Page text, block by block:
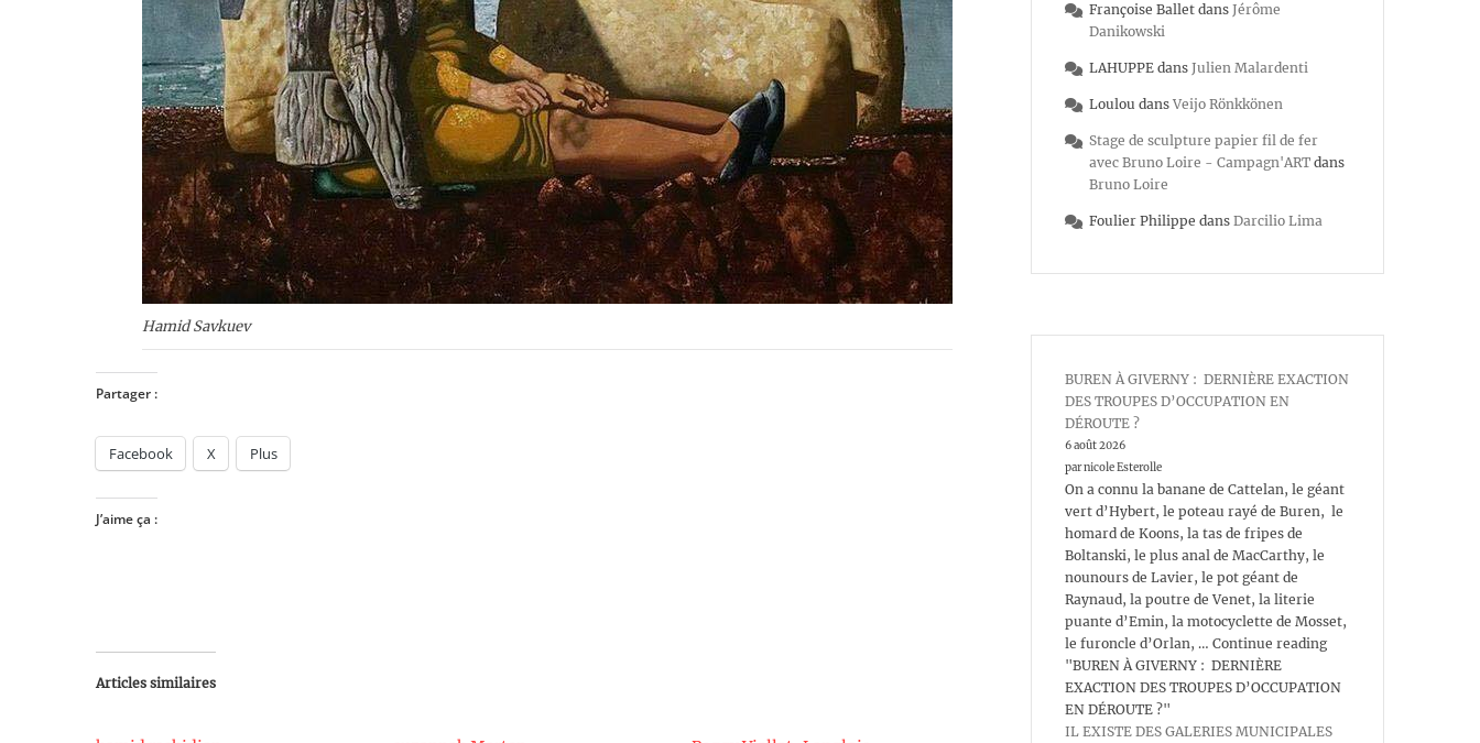
Hamid Savkuev
Partager :
Facebook X Plus
J’aime ça :
Articles similaires
Françoise Ballet dans Jérôme
Danikowski
LAHUPPE dans Julien Malardenti
Loulou dans Veijo Rönkkönen
Stage de sculpture papier fil de fer
avec Bruno Loire - Campagn'ART dans
Bruno Loire
Foulier Philippe dans Darcilio Lima
BUREN À GIVERNY : DERNIÈRE EXACTION
DES TROUPES D’OCCUPATION EN
DÉROUTE ?
6 août 2026
par nicole Esterolle
On a connu la banane de Cattelan, le géant
vert d’Hybert, le poteau rayé de Buren, le
homard de Koons, la tas de fripes de
Boltanski, le plus anal de MacCarthy, le
nounours de Lavier, le pot géant de
Raynaud, la poutre de Venet, la literie
puante d’Emin, la motocyclette de Mosset,
le furoncle d’Orlan, … Continue reading
"BUREN À GIVERNY : DERNIÈRE
EXACTION DES TROUPES D’OCCUPATION
EN DÉROUTE ?"
IL EXISTE DES GALERIES MUNICIPALES